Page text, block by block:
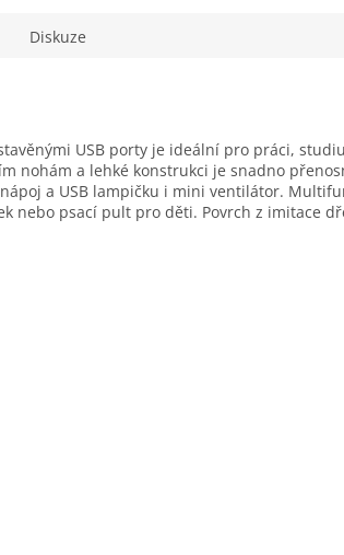
Diskuze
USB porty je ideální pro práci,
nohám a lehké konstrukci je snadno
a USB lampičku i mini ventilátor.
nebo psací pult pro děti. Povrch z imitace